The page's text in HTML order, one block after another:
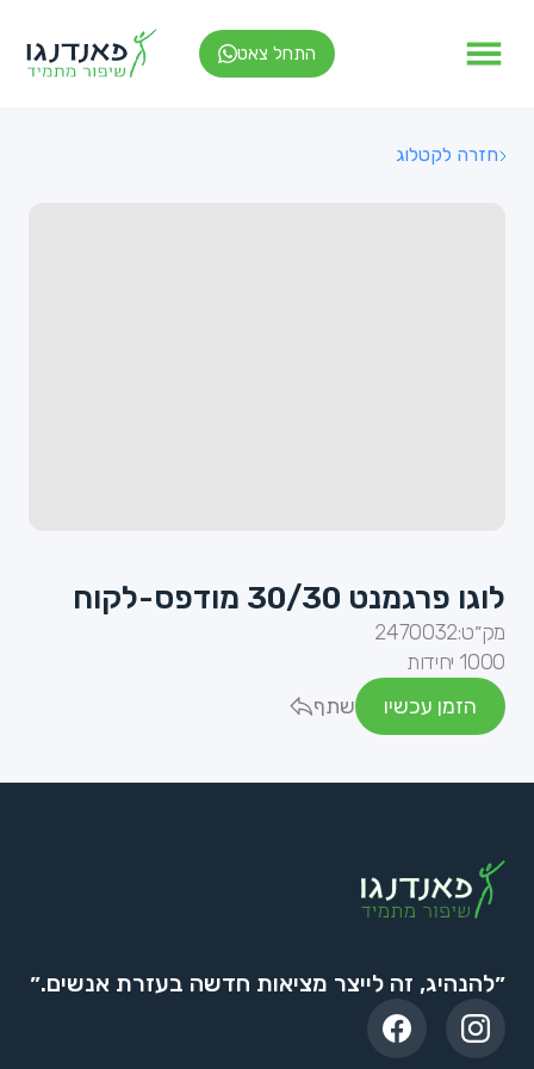
התחל צאט
חזרה לקטלוג
לוגו פרגמנט 30/30 מודפס-לקוח
מק״ט:2470032
1000 יחידות
הזמן עכשיו
שתף
״להנהיג, זה לייצר מציאות חדשה בעזרת אנשים.״